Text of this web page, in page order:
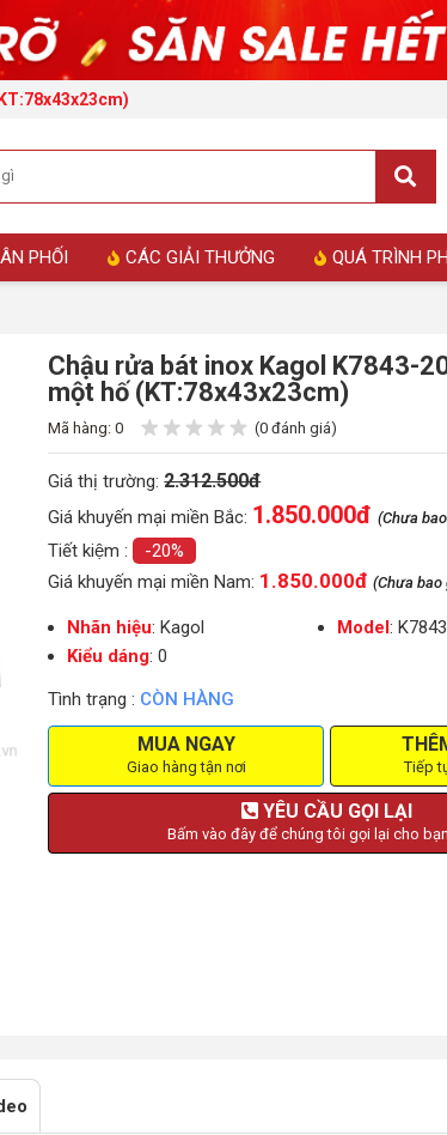
PHỐI CÁC GIẢI THƯỞNG QUÁ TRÌNH
Chậu rửa bát inox Kagol K7843-
một hố (KT:78x43x23cm)
Mã hàng: 0 (0 đánh giá)
Giá thị trường:2.312.500đ
Giá khuyến mại miền Bắc: 1.850.000đ(Chưa
Tiết kiệm :
-20%
Giá khuyến mại miền Nam: 1.850.000đ(Chưa bao
Nhãn hiệu: Kagol Model:
Kiểu dáng: 0
Tình trạng : CÒN HÀNG
MUA NGAY
Giao hàng tận nơi Tiếp
YÊU CẦU GỌI LẠI
Bấm vào đây để chúng tôi gọi lại cho